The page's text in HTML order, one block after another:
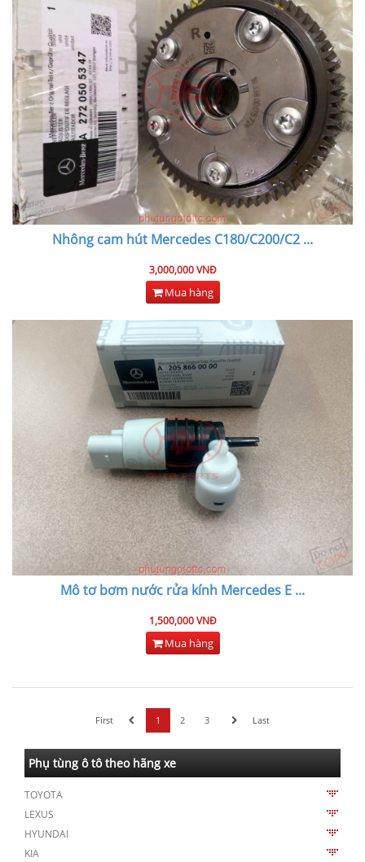
Nhông cam hút Mercedes C180/C200/C2 ...
3,000,000 VNĐ
Mua hàng
Mô tơ bơm nước rửa kính Mercedes E ...
1,500,000 VNĐ
Mua hàng
First 1 2 3 Last
Phụ tùng ô tô theo hãng xe
TOYOTA
LEXUS
HYUNDAI
KIA